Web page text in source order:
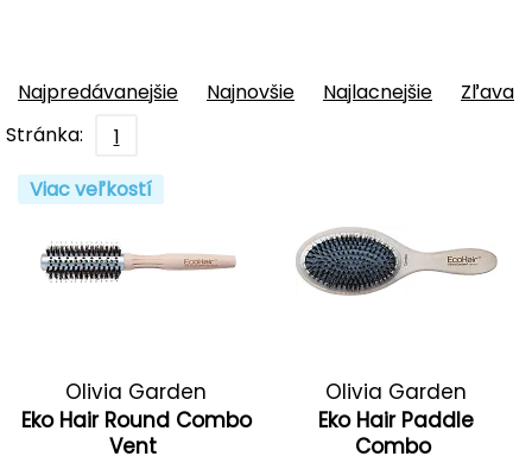
Najpredávanejšie Najnovšie Najlacnejšie
Zľava
Stránka:
1
Viac veľkostí
Olivia Garden
Eko Hair Round Combo
Vent
Olivia Garden
Eko Hair Paddle
Combo